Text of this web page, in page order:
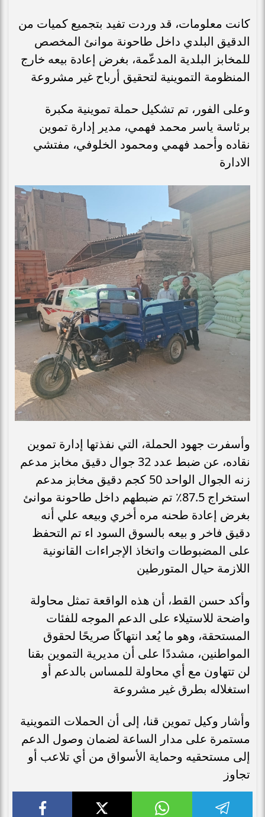
كانت معلومات، قد وردت تفيد بتجميع كميات من
الدقيق البلدي داخل طاحونة موانئ المخصص
للمخابز البلدية المدعّمة، بغرض إعادة بيعه خارج
المنظومة التموينية لتحقيق أرباح غير مشروعة
وعلى الفور، تم تشكيل حملة تموينية مكبرة
برئاسة ياسر محمد فهمي، مدير إدارة تموين
نقاده وأحمد فهمي ومحمود الخلوفي، مفتشي
الادارة
وأسفرت جهود الحملة، التي نفذتها إدارة تموين
نقاده، عن ضبط عدد 32 جوال دقيق مخابز مدعم
زنه الجوال الواحد 50 كجم دقيق مخابز مدعم
استخراج 87.5٪ تم ضبطهم داخل طاحونة موانئ
بغرض إعادة طحنه مره أخري وبيعه علي أنه
دقيق فاخر و بيعه بالسوق السود اء تم التحفظ
على المضبوطات واتخاذ الإجراءات القانونية
اللازمة حيال المتورطين
وأكد حسن القط، أن هذه الواقعة تمثل محاولة
واضحة للاستيلاء على الدعم الموجه للفئات
المستحقة، وهو ما يُعد انتهاكًا صريحًا لحقوق
المواطنين، مشددًا على أن مديرية التموين بقنا
لن تتهاون مع أي محاولة للمساس بالدعم أو
استغلاله بطرق غير مشروعة
وأشار وكيل تموين قنا، إلى أن الحملات التموينية
مستمرة على مدار الساعة لضمان وصول الدعم
إلى مستحقيه وحماية الأسواق من أي تلاعب أو
تجاوز